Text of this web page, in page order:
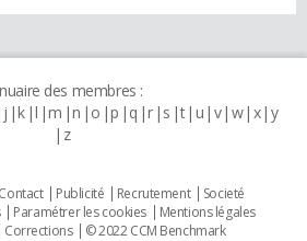
des membres :
j k l m n o p q r s t u v w x y
z
Contact Publicité Recrutement
Societé
Paramétrer les cookies
Mentions légales
Corrections © 2022 CCM Benchmark